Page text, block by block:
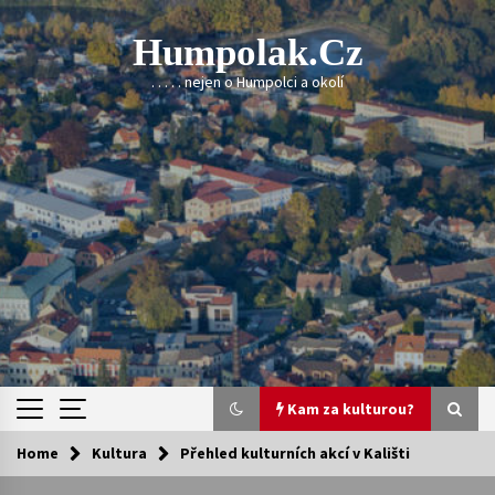
Skip
to
content
Humpolak.cz
. . . . . nejen o Humpolci a okolí
Kam za kulturou?
Kam za kulturou?
Home Kultura Přehled kulturních akcí v Kališti